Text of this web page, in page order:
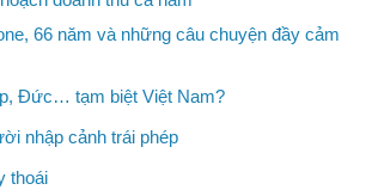
66 năm và những câu chuyện đầy cảm
Đức… tạm biệt Việt Nam?
nhập cảnh trái phép
thoái